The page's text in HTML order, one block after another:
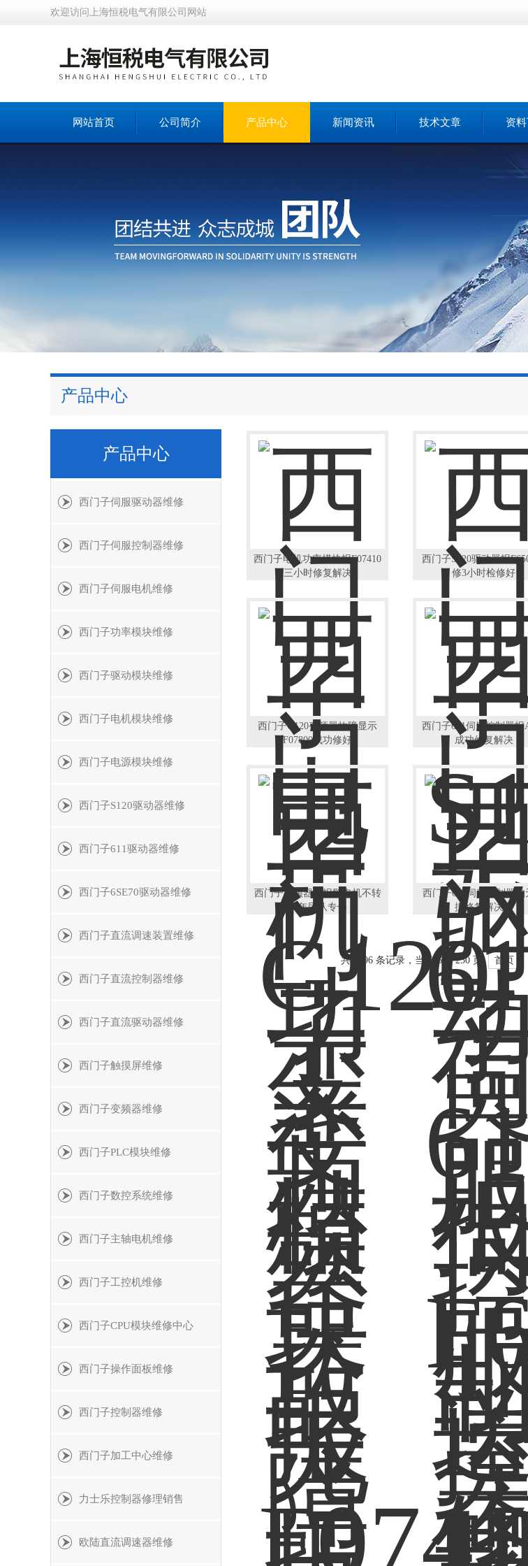
欢迎访问上海恒税电气有限公司网站
网站首页 公司简介 产品中心 新闻资讯 技术文章 资
产品中心
产品中心
西门子伺服驱动器维修
西门子伺服控制器维修
西门子伺服电机维修
西门子功率模块维修
西门子驱动模块维修
西门子电机模块维修
西门子电源模块维修
西门子S120驱动器维修
西门子611驱动器维修
西门子6SE70驱动器维修
西门子直流调速装置维修
西门子直流控制器维修
西门子直流驱动器维修
西门子触摸屏维修
西门子变频器维修
西门子PLC模块维修
西门子数控系统维修
西门子主轴电机维修
西门子工控机维修
西门子CPU模块维修中心
西门子操作面板维修
西门子控制器维修
西门子加工中心维修
力士乐控制器修理销售
欧陆直流调速器维修
西门子电机功率模块报F07410
三小时修复解决
西门子S120驱动器报
修3小时检修好
西门子G120变频器故障显示
F07800成功修好
西门子611伺服控制器报
成功修复解决
西门子变频器无报警电机不转
15年团队专修
西门子611伺服控制器轴
据修复解决好
共 2996 条记录，当前 60 / 250 页 首页